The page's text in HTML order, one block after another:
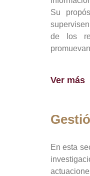
Su
de los
Ver más
En esta